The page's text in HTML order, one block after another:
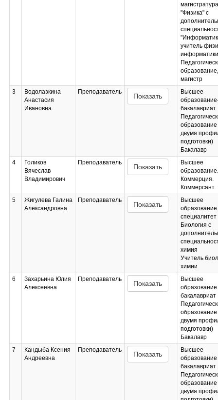
магистратура
"Физика" с
учитель
образование,
магистр
3
Водолазкина
Анастасия
Ивановна
Преподаватель
Показать
Высшее
бакалавриат
образование
двумя
подготовки)
Бакалавр
4
Голиков
Вячеслав
Владимирович
Преподаватель
Показать
Высшее
образование.
Коммерция.
Коммерсант.
5
Жигулева Галина
Александровна
Преподаватель
Показать
Высшее
образование
специалитет
Биология с
химия
Учитель
химии
6
Захарьина Юлия
Алексеевна
Преподаватель
Показать
Высшее
образование
бакалавриат
образование
двумя
подготовки)
Бакалавр
7
Кандыба Ксения
Андреевна
Преподаватель
Показать
Высшее
образование
бакалавриат
образование
двумя